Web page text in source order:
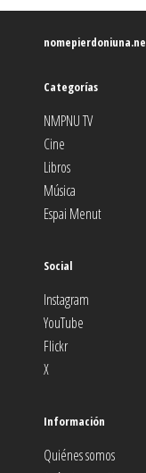
Categorías
NMPNU TV
Cine
Libros
Música
Espai Menut
Social
Instagram
YouTube
Flickr
X
Información
Quiénes somos